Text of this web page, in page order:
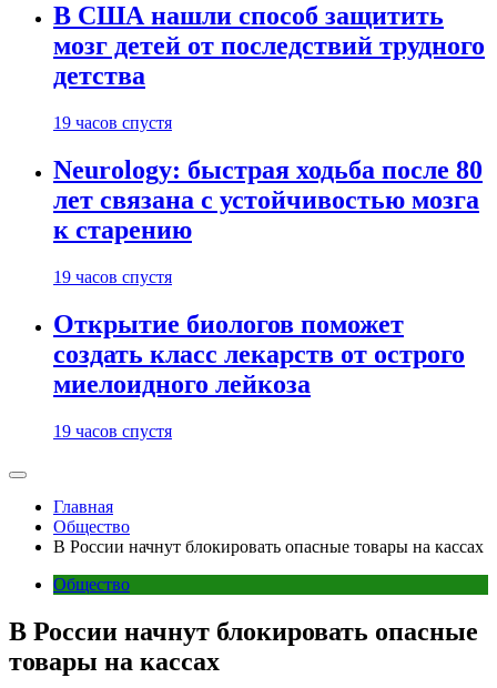
В США нашли способ защитить
мозг детей от последствий трудного
детства
19 часов спустя
Neurology: быстрая ходьба после 80
лет связана с устойчивостью мозга
к старению
19 часов спустя
Открытие биологов поможет
создать класс лекарств от острого
миелоидного лейкоза
19 часов спустя
Главная
Общество
В России начнут блокировать опасные товары на кассах
Общество
В России начнут блокировать опасные
товары на кассах